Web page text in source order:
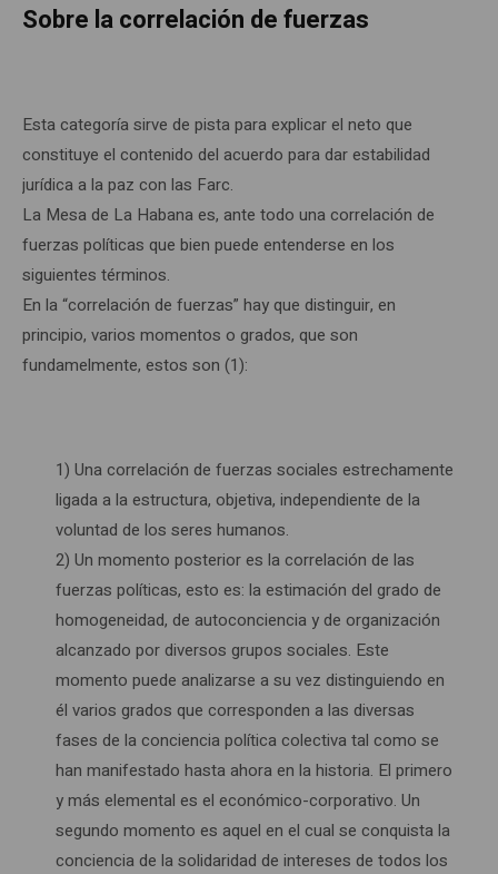
Sobre la correlación de fuerzas
Esta categoría sirve de pista para explicar el neto que
constituye el contenido del acuerdo para dar estabilidad
jurídica a la paz con las Farc.
La Mesa de La Habana es, ante todo una correlación de
fuerzas políticas que bien puede entenderse en los
siguientes términos.
En la “correlación de fuerzas” hay que distinguir, en
principio, varios momentos o grados, que son
fundamelmente, estos son (1):
1) Una correlación de fuerzas sociales estrechamente
ligada a la estructura, objetiva, independiente de la
voluntad de los seres humanos.
2) Un momento posterior es la correlación de las
fuerzas políticas, esto es: la estimación del grado de
homogeneidad, de autoconciencia y de organización
alcanzado por diversos grupos sociales. Este
momento puede analizarse a su vez distinguiendo en
él varios grados que corresponden a las diversas
fases de la conciencia política colectiva tal como se
han manifestado hasta ahora en la historia. El primero
y más elemental es el económico-corporativo. Un
segundo momento es aquel en el cual se conquista la
conciencia de la solidaridad de intereses de todos los